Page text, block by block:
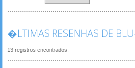
�LTIMAS RESENHAS DE
13 registros encontrados.